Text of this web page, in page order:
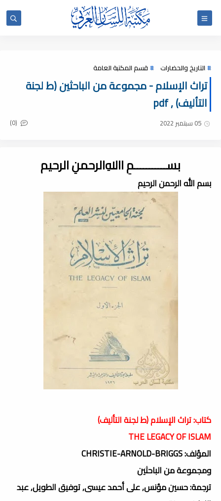
التاريخ والحضارات قسم المكتبة العامة
تراث الإسلام - مجموعة من الباحثين (ط لجنة
التأليف) , pdf
05 سبتمبر 2022 (0)
بســـــــــــمِ اﷲِالرحمنِ الرحيم
بسم الله الرحمن الرحيم
كتاب: تراث الإسلام (ط لجنة التأليف)
THE LEGACY OF ISLAM
المؤلف: CHRISTIE-ARNOLD-BRIGGS
ومجموعة من الباحثين
ترجمة: حسين مؤنس, على أحمد عيسى, توفيق الطويل, عبد